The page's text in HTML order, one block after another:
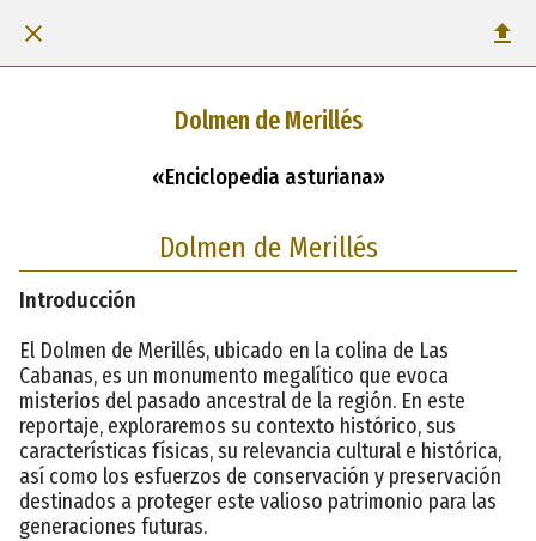
Dolmen de Merillés
«Enciclopedia asturiana»
Dolmen de Merillés
Introducción
El Dolmen de Merillés, ubicado en la colina de Las
Cabanas, es un monumento megalítico que evoca
misterios del pasado ancestral de la región. En este
reportaje, exploraremos su contexto histórico, sus
características físicas, su relevancia cultural e histórica,
así como los esfuerzos de conservación y preservación
destinados a proteger este valioso patrimonio para las
generaciones futuras.